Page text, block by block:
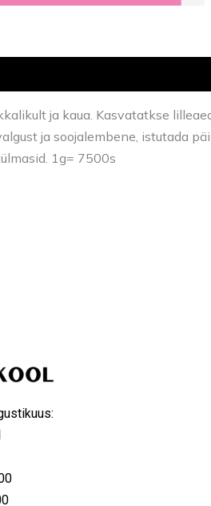
ja kaua. Kasvatatkse
ja soojalembene, istutada
1g= 7500s